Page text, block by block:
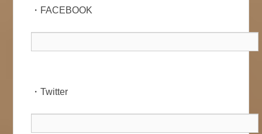
・FACEBOOK
・Twitter